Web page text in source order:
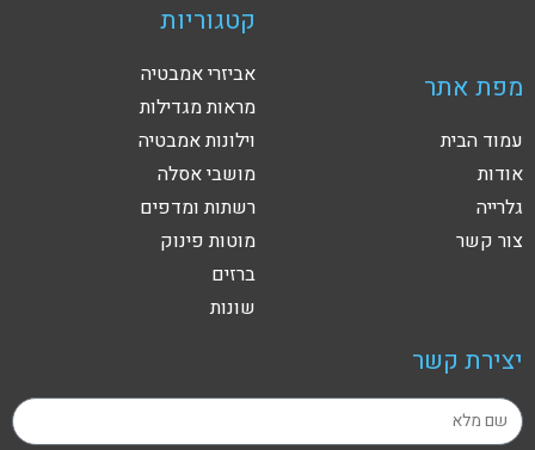
מפת אתר
עמוד הבית
אודות
גלרייה
צור קשר
קטגוריות
אביזרי אמבטיה
מראות מגדילות
וילונות אמבטיה
מושבי אסלה
רשתות ומדפים
מוטות פינוק
ברזים
שונות
יצירת קשר